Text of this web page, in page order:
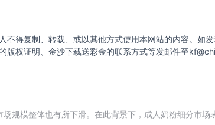
不得复制、转载、或以其他方式使用本网站的内容。如
版权证明、金沙下载送彩金的联系方式等发邮件至
规模整体也有所下滑。在此背景下，成人奶粉细分市